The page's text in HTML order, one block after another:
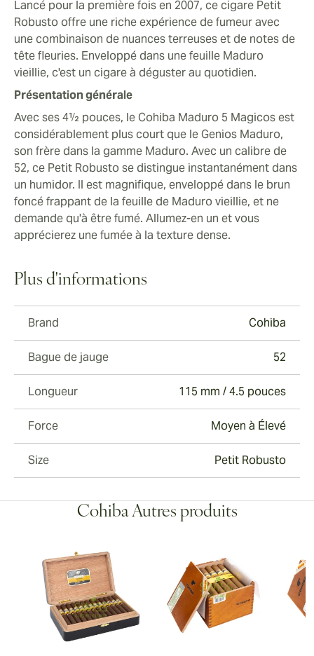
Lancé pour la première fois en 2007, ce cigare Petit
Robusto offre une riche expérience de fumeur avec
une combinaison de nuances terreuses et de notes de
tête fleuries. Enveloppé dans une feuille Maduro
vieillie, c'est un cigare à déguster au quotidien.
Présentation générale
Avec ses 4½ pouces, le Cohiba Maduro 5 Magicos est
considérablement plus court que le Genios Maduro,
son frère dans la gamme Maduro. Avec un calibre de
52, ce Petit Robusto se distingue instantanément dans
un humidor. Il est magnifique, enveloppé dans le brun
foncé frappant de la feuille de Maduro vieillie, et ne
demande qu'à être fumé. Allumez-en un et vous
apprécierez une fumée à la texture dense.
Plus d'informations
Brand Cohiba
Bague de jauge 52
Longueur 115 mm / 4.5 pouces
Force Moyen à Élevé
Size Petit Robusto
Cohiba Autres produits